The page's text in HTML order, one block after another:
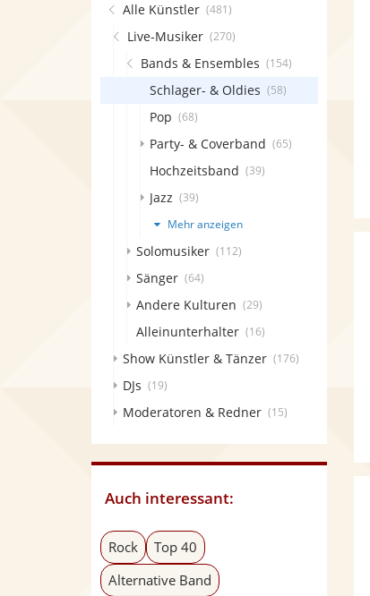
Alle Künstler (481)
Live-Musiker (270)
Bands & Ensembles (154)
Schlager- & Oldies (58)
Pop (68)
Party- & Coverband (65)
Hochzeitsband (39)
Jazz (39)
Mehr anzeigen
Solomusiker (112)
Sänger (64)
Andere Kulturen (29)
Alleinunterhalter (16)
Show Künstler & Tänzer (176)
DJs (19)
Moderatoren & Redner (15)
Auch interessant:
Rock
Top 40
Alternative Band